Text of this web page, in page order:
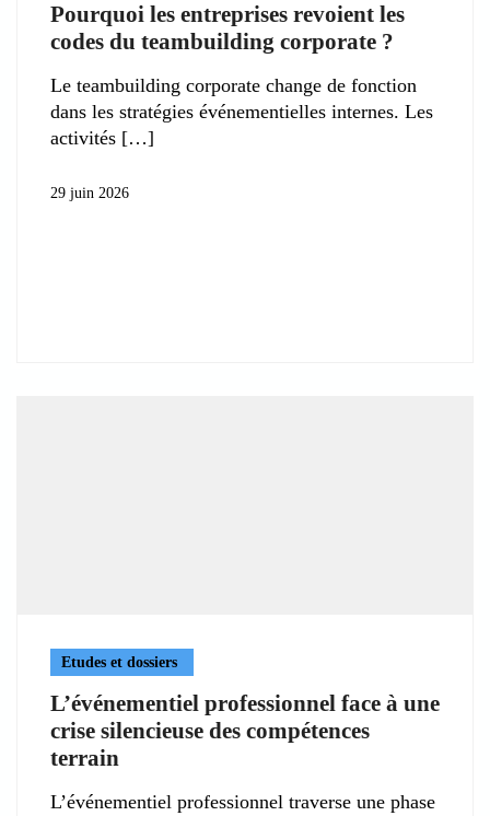
Pourquoi les entreprises revoient les
codes du teambuilding corporate ?
Le teambuilding corporate change de fonction
dans les stratégies événementielles internes. Les
activités
29 juin 2026
Etudes et dossiers
L’événementiel professionnel face à une
crise silencieuse des compétences
terrain
L’événementiel professionnel traverse une phase